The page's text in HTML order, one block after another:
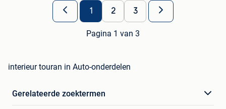
1 2 3
Pagina 1 van 3
interieur touran in Auto-onderdelen
Gerelateerde zoektermen